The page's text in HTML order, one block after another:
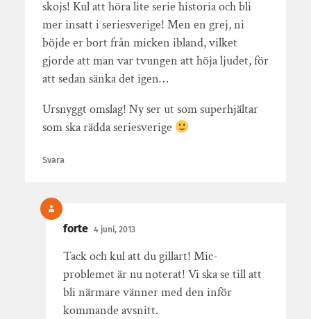
skojs! Kul att höra lite serie historia och bli
mer insatt i seriesverige! Men en grej, ni
böjde er bort från micken ibland, vilket
gjorde att man var tvungen att höja ljudet, för
att sedan sänka det igen…
Ursnyggt omslag! Ny ser ut som superhjältar
som ska rädda seriesverige
Svara
forte 4 juni, 2013
Tack och kul att du gillart! Mic-
problemet är nu noterat! Vi ska se till att
bli närmare vänner med den inför
kommande avsnitt.